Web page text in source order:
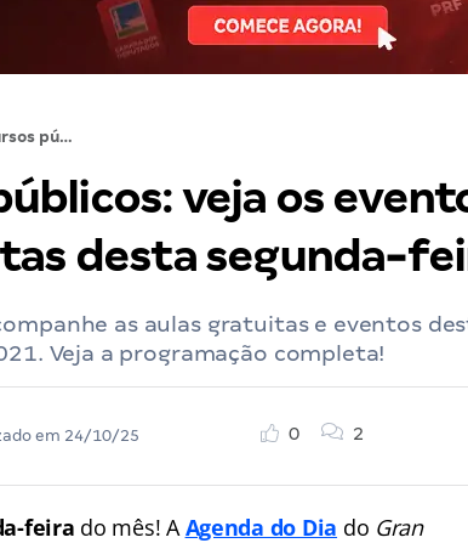
Concursos públicos: veja os eventos e aulas gratuitas desta segunda-feira
veja os
desta segunda-
as aulas gratuitas e eventos
Veja a programação completa!
em 24/10/25
0 2
feira do mês! AAgenda do Dia do Gran